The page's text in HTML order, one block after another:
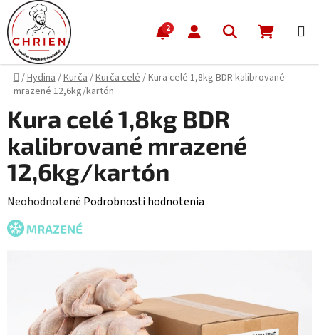
Prejsť na obsah
2 Hľadať
Domov
/Hydina/Kurča/Kurča celé/Kura celé 1,8kg BDR kalibrované
mrazené 12,6kg/kartón
Kura celé 1,8kg BDR
kalibrované mrazené
12,6kg/kartón
Priemerné hodnotenie produktu je 0,0 z 5 hviezdičiek.
Neohodnotené Podrobnosti hodnotenia
MRAZENÉ